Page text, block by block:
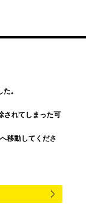
。
されてしまった可
移動してくださ